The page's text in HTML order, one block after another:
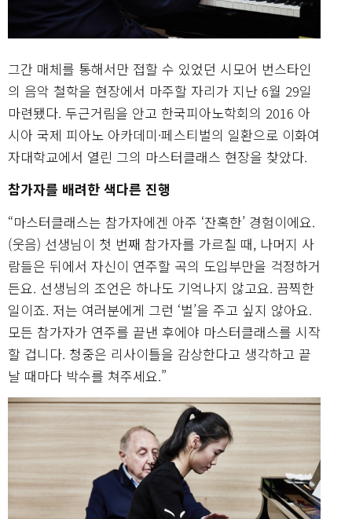
그간 매체를 통해서만 접할 수 있었던 시모어 번스타인
의 음악 철학을 현장에서 마주할 자리가 지난 6월 29일
마련됐다. 두근거림을 안고 한국피아노학회의 2016 아
시아 국제 피아노 아카데미·페스티벌의 일환으로 이화여
자대학교에서 열린 그의 마스터클래스 현장을 찾았다.
참가자를 배려한 색다른 진행
“마스터클래스는 참가자에겐 아주 ‘잔혹한’ 경험이에요.
(웃음) 선생님이 첫 번째 참가자를 가르칠 때, 나머지 사
람들은 뒤에서 자신이 연주할 곡의 도입부만을 걱정하거
든요. 선생님의 조언은 하나도 기억나지 않고요. 끔찍한
일이죠. 저는 여러분에게 그런 ‘벌’을 주고 싶지 않아요.
모든 참가자가 연주를 끝낸 후에야 마스터클래스를 시작
할 겁니다. 청중은 리사이틀을 감상한다고 생각하고 끝
날 때마다 박수를 쳐주세요.”